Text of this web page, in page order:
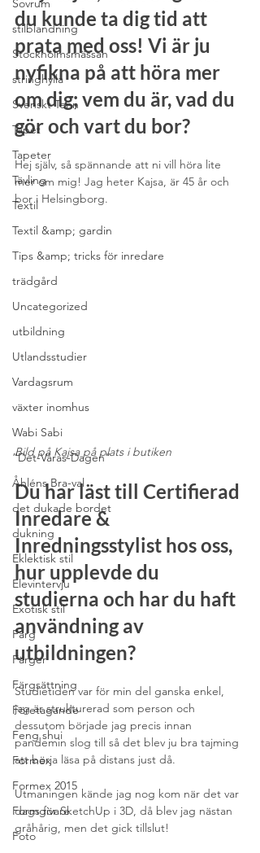
Sovrum
stilblandning
Stockholmsmässan
stringhylla
Svenskt Tenn
Tapet
Tapeter
Tävling
Textil
Textil &amp; gardin
Tips &amp; tricks för inredare
trädgård
Uncategorized
utbildning
Utlandsstudier
Vardagsrum
växter inomhus
Wabi Sabi
”Det-Våras-Dagen”
Åhléns Bra-val
det dukade bordet
dukning
Eklektisk stil
Elevintervju
Exotisk stil
Färg
Färger
Färgsättning
Företagande
Feng shui
Formex
Formex 2015
Formgivare
Foto
du kunde ta dig tid att
prata med oss! Vi är ju
nyfikna på att höra mer
om dig; vem du är, vad du
gör och vart du bor?
Hej själv, så spännande att ni vill höra lite
mer om mig! Jag heter Kajsa, är 45 år och
bor i Helsingborg.
Bild på Kajsa på plats i butiken
Du har läst till Certifierad
Inredare &
Inredningsstylist hos oss,
hur upplevde du
studierna och har du haft
användning av
utbildningen?
Studietiden var för min del ganska enkel,
jag är strukturerad som person och
dessutom började jag precis innan
pandemin slog till så det blev ju bra tajming
att börja läsa på distans just då.
Utmaningen kände jag nog kom när det var
dags för SketchUp i 3D, då blev jag nästan
gråhårig, men det gick tillslut!